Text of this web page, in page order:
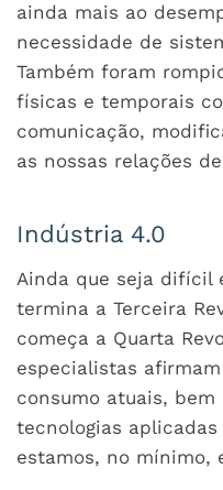
ainda mais ao
necessidade de
Também foram
físicas e temporais
comunicação,
as nossas relações
Indústria 4.0
Ainda que seja difícil
termina a Terceira
começa a Quarta
especialistas
consumo atuais,
tecnologias
estamos, no mínimo,